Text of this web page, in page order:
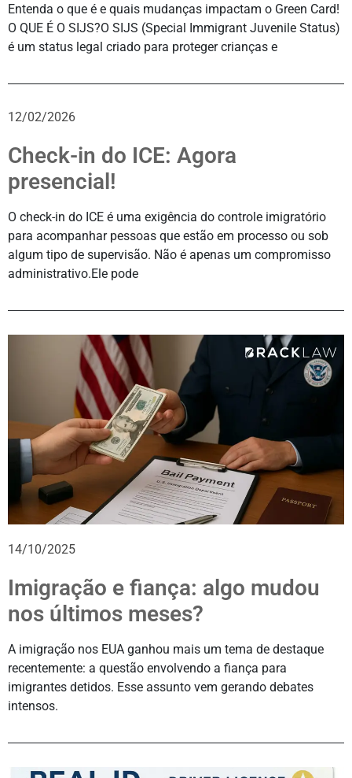
Entenda o que é e quais mudanças impactam o Green Card!
O QUE É O SIJS?O SIJS (Special Immigrant Juvenile Status)
é um status legal criado para proteger crianças e
12/02/2026
Check-in do ICE: Agora
presencial!
O check-in do ICE é uma exigência do controle imigratório
para acompanhar pessoas que estão em processo ou sob
algum tipo de supervisão. Não é apenas um compromisso
administrativo.Ele pode
14/10/2025
Imigração e fiança: algo mudou
nos últimos meses?
A imigração nos EUA ganhou mais um tema de destaque
recentemente: a questão envolvendo a fiança para
imigrantes detidos. Esse assunto vem gerando debates
intensos.